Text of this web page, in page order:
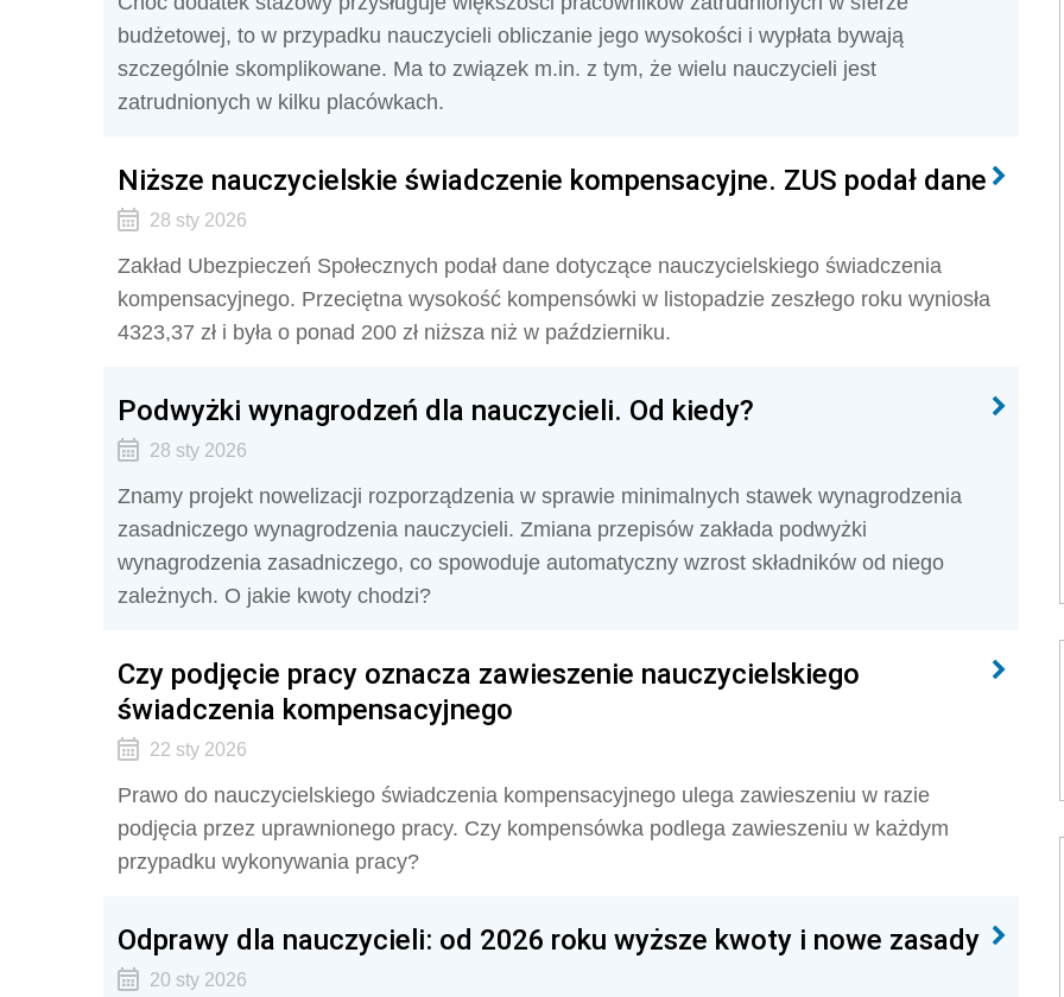
budżetowej, to w przypadku nauczycieli obliczanie jego wysokości i wypłata bywają
szczególnie skomplikowane. Ma to związek m.in. z tym, że wielu nauczycieli jest
zatrudnionych w kilku placówkach.
Niższe nauczycielskie świadczenie kompensacyjne. ZUS podał dane
28 sty 2026
Zakład Ubezpieczeń Społecznych podał dane dotyczące nauczycielskiego świadczenia
kompensacyjnego. Przeciętna wysokość kompensówki w listopadzie zeszłego roku wyniosła
4323,37 zł i była o ponad 200 zł niższa niż w październiku.
Podwyżki wynagrodzeń dla nauczycieli. Od kiedy?
28 sty 2026
Znamy projekt nowelizacji rozporządzenia w sprawie minimalnych stawek wynagrodzenia
zasadniczego wynagrodzenia nauczycieli. Zmiana przepisów zakłada podwyżki
wynagrodzenia zasadniczego, co spowoduje automatyczny wzrost składników od niego
zależnych. O jakie kwoty chodzi?
Czy podjęcie pracy oznacza zawieszenie nauczycielskiego
świadczenia kompensacyjnego
22 sty 2026
Prawo do nauczycielskiego świadczenia kompensacyjnego ulega zawieszeniu w razie
podjęcia przez uprawnionego pracy. Czy kompensówka podlega zawieszeniu w każdym
przypadku wykonywania pracy?
Odprawy dla nauczycieli: od 2026 roku wyższe kwoty i nowe zasady
20 sty 2026